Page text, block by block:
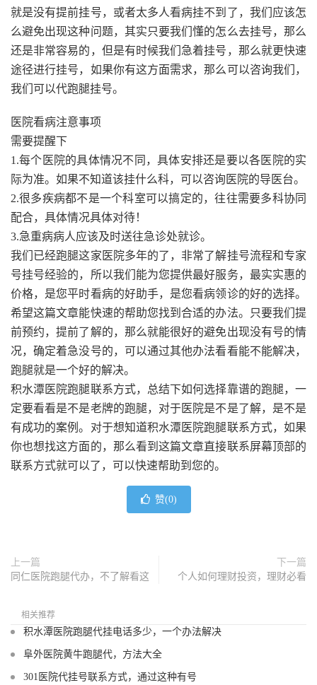
就是没有提前挂号，或者太多人看病挂不到了，我们应该怎
么避免出现这种问题，其实只要我们懂的怎么去挂号，那么
还是非常容易的，但是有时候我们急着挂号，那么就更快速
途径进行挂号，如果你有这方面需求，那么可以咨询我们，
我们可以代跑腿挂号。
医院看病注意事项
需要提醒下
1.每个医院的具体情况不同，具体安排还是要以各医院的实
际为准。如果不知道该挂什么科，可以咨询医院的导医台。
2.很多疾病都不是一个科室可以搞定的，往往需要多科协同
配合，具体情况具体对待！
3.急重病病人应该及时送往急诊处就诊。
我们已经跑腿这家医院多年的了，非常了解挂号流程和专家
号挂号经验的，所以我们能为您提供最好服务，最实实惠的
价格，是您平时看病的好助手，是您看病领诊的好的选择。
希望这篇文章能快速的帮助您找到合适的办法。只要我们提
前预约，提前了解的，那么就能很好的避免出现没有号的情
况，确定着急没号的，可以通过其他办法看看能不能解决，
跑腿就是一个好的解决。
积水潭医院跑腿联系方式，总结下如何选择靠谱的跑腿，一
定要看看是不是老牌的跑腿，对于医院是不是了解，是不是
有成功的案例。对于想知道积水潭医院跑腿联系方式，如果
你也想找这方面的，那么看到这篇文章直接联系屏幕顶部的
联系方式就可以了，可以快速帮助到您的。
赞(0)
上一篇
同仁医院跑腿代办，不了解看这
下一篇
个人如何理财投资，理财必看
相关推荐
积水潭医院跑腿代挂电话多少，一个办法解决
阜外医院黄牛跑腿代，方法大全
301医院代挂号联系方式，通过这种有号